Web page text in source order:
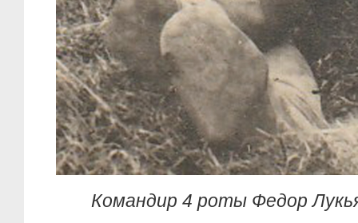
Командир 4 роты Федор